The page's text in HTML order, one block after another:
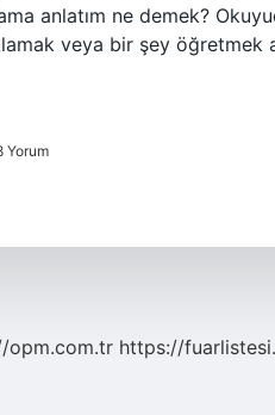
anlatım ne demek?
veya bir şey öğretmek
Yorum
opm.com.tr https://